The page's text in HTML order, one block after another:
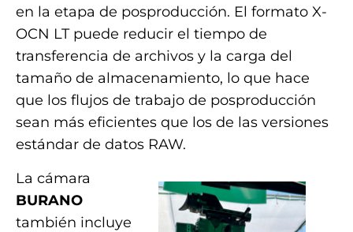
en la etapa de posproducción. El formato X-
OCN LT puede reducir el tiempo de
transferencia de archivos y la carga del
tamaño de almacenamiento, lo que hace
que los flujos de trabajo de posproducción
sean más eficientes que los de las versiones
estándar de datos RAW.
La cámara
BURANO
también incluye